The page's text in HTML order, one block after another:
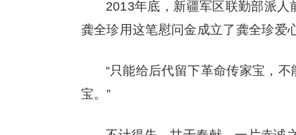
2013年底，新疆军区联勤部派人
龚全珍用这笔慰问金成立了龚全珍爱
“只能给后代留下革命传家宝，
宝。”